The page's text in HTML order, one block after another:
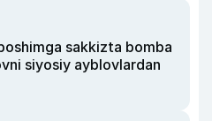
sakkizta bomba
siyosiy ayblovlardan